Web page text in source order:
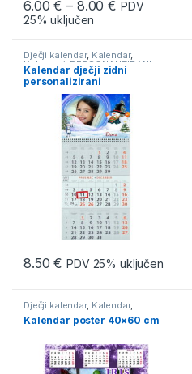
6.00€ – 8.00€ PDV
25% uključen
Dječji kalendar, Kalendar,
Kalendari PERSONALIZIRANI
FOTO POKLONI
Kalendar dječji zidni
personalizirani
8.50€ PDV 25% uključen
Dječji kalendar, Kalendar,
Kalendari PERSONALIZIRANI
FOTO POKLONI
Kalendar poster 40×60 cm